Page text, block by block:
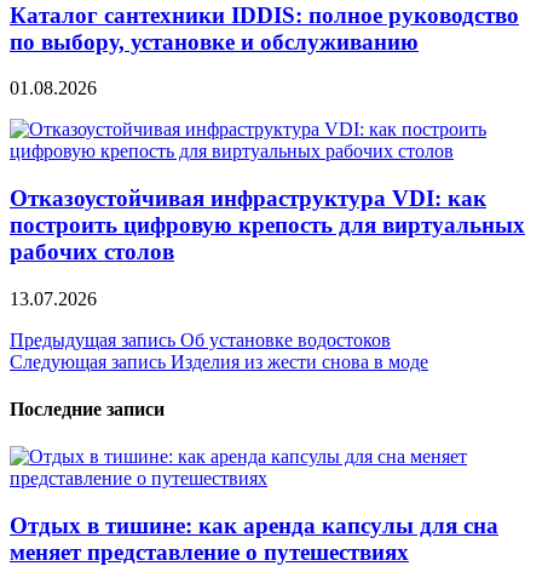
Каталог сантехники IDDIS: полное руководство
по выбору, установке и обслуживанию
01.08.2026
Отказоустойчивая инфраструктура VDI: как
построить цифровую крепость для виртуальных
рабочих столов
13.07.2026
Навигация
по
записям
Предыдущая запись Об установке водостоков
Следующая запись Изделия из жести снова в моде
Последние записи
Отдых в тишине: как аренда капсулы для сна
меняет представление о путешествиях